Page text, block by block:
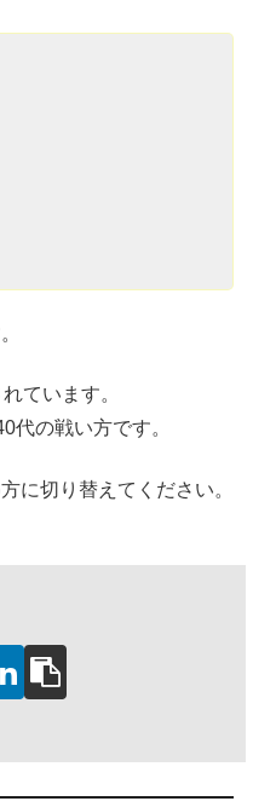
ています。
代の戦い方です。
に切り替えてください。